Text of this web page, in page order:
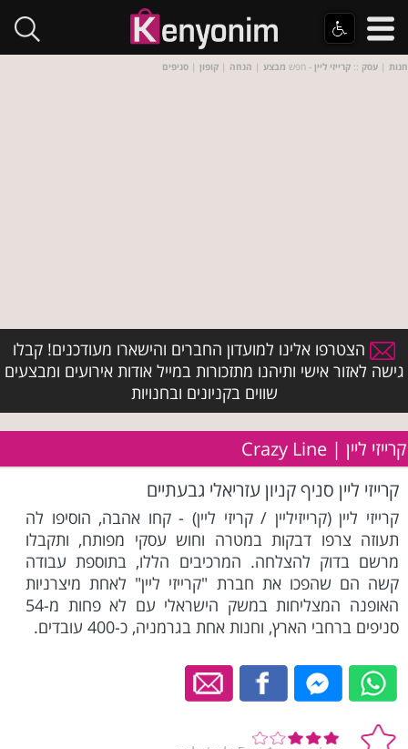
חנות | עסק :: קרייזי ליין - חפש מבצע | הנחה | קופון | סניפים
הצטרפו אלינו למועדון החברים והישארו מעודכנים! קבלו
גישה לאזור אישי ותיהנו מתזכורות במייל אודות אירועים ומבצעים
שווים בקניונים ובחנויות
קרייזי ליין | Crazy Line
קרייזי ליין סניף קניון עזריאלי גבעתיים
קרייזי ליין (קרייזיליין / קריזי ליין) - קחו אהבה, הוסיפו לה
תעוזה צרפו דבקות במטרה וחוש עסקי מפותח, ותקבלו
מרשם בדוק להצלחה. המרכיבים הללו, בתוספת עבודה
קשה הם שהפכו את חברת "קרייזי ליין" לאחת מיצרניות
האופנה המצליחות במשק הישראלי עם לא פחות מ-54
סניפים ברחבי הארץ, וחנות אחת בגרמניה, כ-400 עובדים.